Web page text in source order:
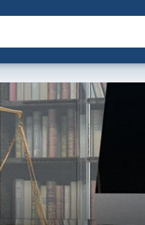
com a IA Buscar